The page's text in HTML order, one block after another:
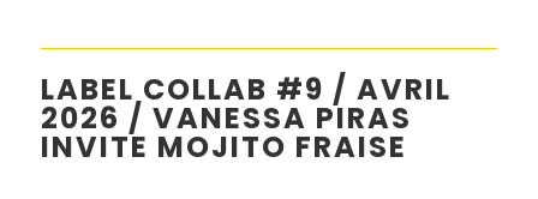
LABEL COLLAB #9 / AVRIL
2026 / VANESSA PIRAS
INVITE MOJITO FRAISE